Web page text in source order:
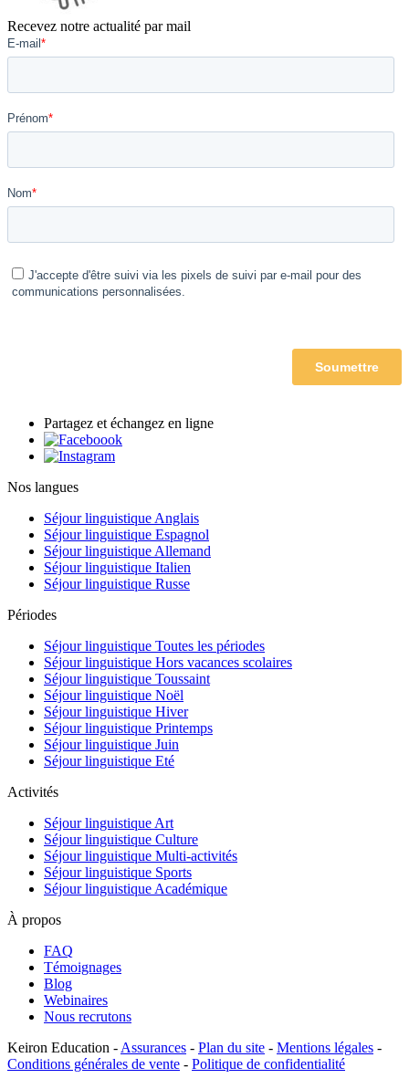
Recevez notre actualité par mail
Partagez et échangez en ligne
Nos langues
Séjour linguistique Anglais
Séjour linguistique Espagnol
Séjour linguistique Allemand
Séjour linguistique Italien
Séjour linguistique Russe
Périodes
Séjour linguistique Toutes les périodes
Séjour linguistique Hors vacances scolaires
Séjour linguistique Toussaint
Séjour linguistique Noël
Séjour linguistique Hiver
Séjour linguistique Printemps
Séjour linguistique Juin
Séjour linguistique Eté
Activités
Séjour linguistique Art
Séjour linguistique Culture
Séjour linguistique Multi-activités
Séjour linguistique Sports
Séjour linguistique Académique
À propos
FAQ
Témoignages
Blog
Webinaires
Nous recrutons
Keiron Education - Assurances - Plan du site - Mentions légales -
Conditions générales de vente - Politique de confidentialité